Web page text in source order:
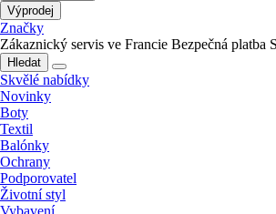
Výprodej
Značky
Zákaznický servis ve Francie Bezpečná platba
Hledat
Skvělé nabídky
Novinky
Boty
Textil
Balónky
Ochrany
Podporovatel
Životní styl